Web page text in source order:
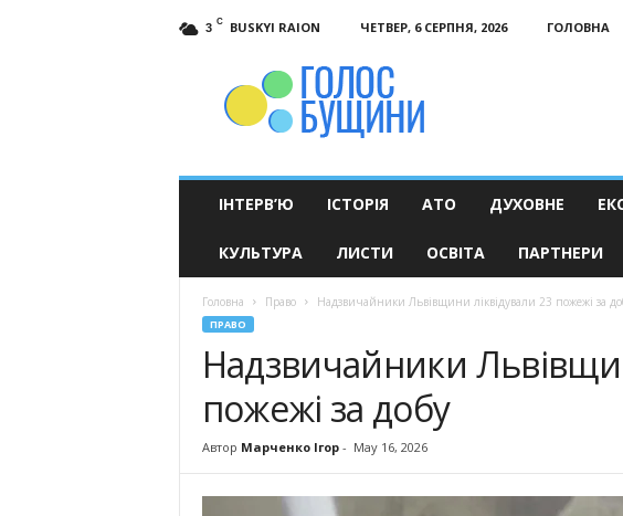
3 C BUSKYI RAION ЧЕТВЕР, 6 СЕРПНЯ, 2026 ГОЛОВНА
ІНТЕРВ’Ю ІСТОРІЯ АТО ДУХОВНЕ
КУЛЬТУРА ЛИСТИ ОСВІТА ПАРТНЕРИ
Головна Право Надзвичайники Львівщини ліквідували 23 пожежі за
ПРАВО
Надзвичайники
пожежі за добу
Автор Марченко Ігор- May 16, 2026